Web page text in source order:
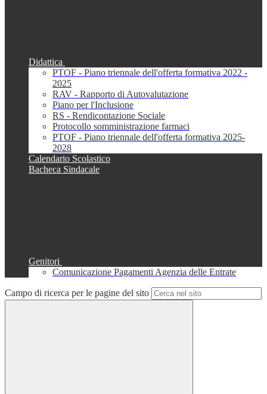
Didattica
PTOF - Piano triennale dell'offerta formativa 2022 -
2025
RAV - Rapporto di Autovalutazione
Piano per l'Inclusione
RS - Rendicontazione Sociale
Protocollo somministrazione farmaci
PTOF - Piano triennale dell'offerta formativa 2025-
2028
Calendario Scolastico
Bacheca Sindacale
Genitori
Comunicazione Pagamenti Agenzia delle Entrate
Campo di ricerca per le pagine del sito